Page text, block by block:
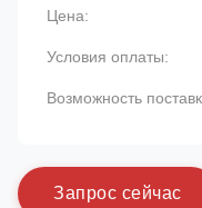
Цена:
Условия оплаты:
Возможность
Запрос сейчас